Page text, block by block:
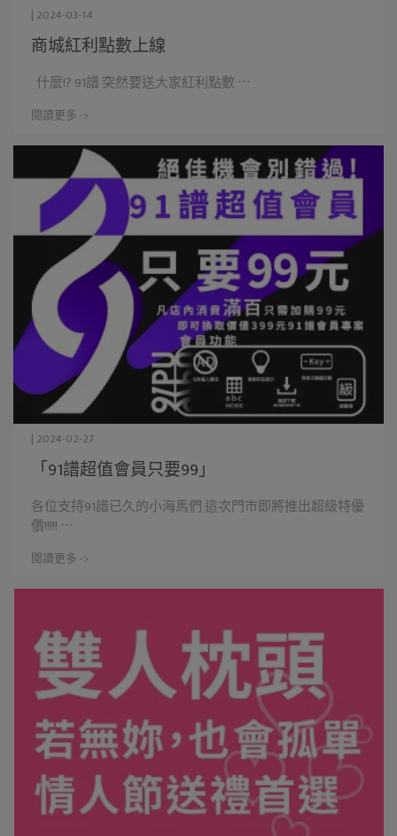
商城紅利點數上線
| 2024-03-14
什麼!? 91譜 突然要送大家紅利點數 ⋯
閱讀更多 ->
「91譜超值會員只要99」
| 2024-02-27
各位支持91譜已久的小海馬們 這次門市即將推出超級特優
價!!!!! ⋯
閱讀更多 ->